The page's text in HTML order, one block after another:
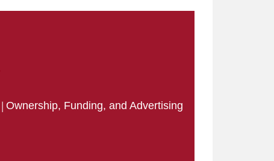
| Ownership, Funding, and Advertising